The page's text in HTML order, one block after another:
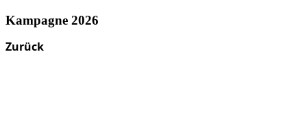
Kampagne 2026
Zurück